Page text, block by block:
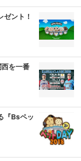
ント！
を一番
『Bsペッ